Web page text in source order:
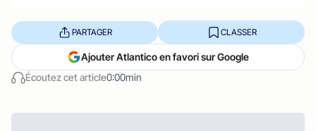
Écoutez cet article0:00min
PARTAGER CLASSER
Ajouter Atlantico en favori sur Google